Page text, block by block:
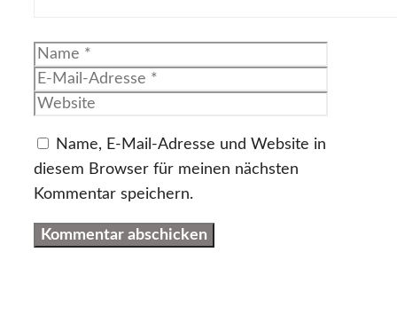
Name
Name, E-Mail-Adresse und Website in
diesem Browser für meinen nächsten
Kommentar speichern.